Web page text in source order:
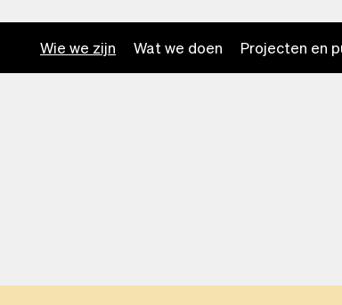
Wie we zijn Wat we doen Projecten en